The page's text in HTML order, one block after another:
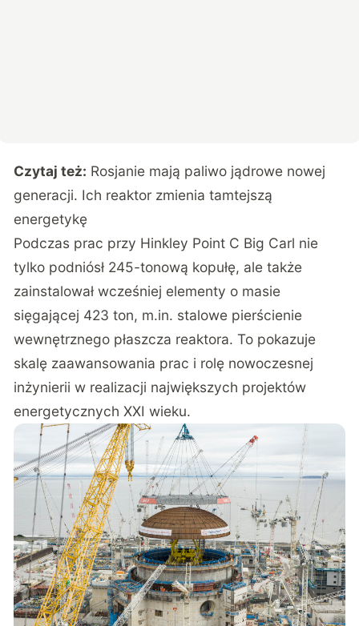
Czytaj też: Rosjanie mają paliwo jądrowe nowej
generacji. Ich reaktor zmienia tamtejszą
energetykę
Podczas prac przy Hinkley Point C Big Carl nie
tylko podniósł 245-tonową kopułę, ale także
zainstalował wcześniej elementy o masie
sięgającej 423 ton, m.in. stalowe pierścienie
wewnętrznego płaszcza reaktora. To pokazuje
skalę zaawansowania prac i rolę nowoczesnej
inżynierii w realizacji największych projektów
energetycznych XXI wieku.